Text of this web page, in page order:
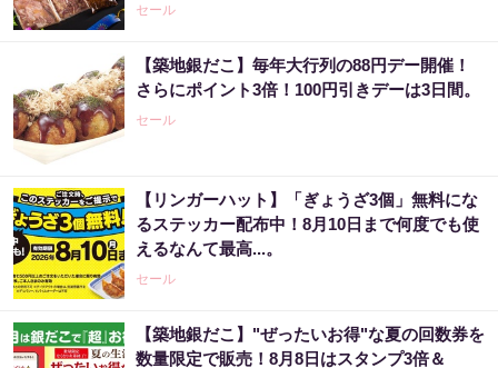
セール
【築地銀だこ】毎年大行列の88円デー開催！
さらにポイント3倍！100円引きデーは3日間。
セール
【リンガーハット】「ぎょうざ3個」無料にな
るステッカー配布中！8月10日まで何度でも使
えるなんて最高...。
セール
【築地銀だこ】"ぜったいお得"な夏の回数券を
数量限定で販売！8月8日はスタンプ3倍＆